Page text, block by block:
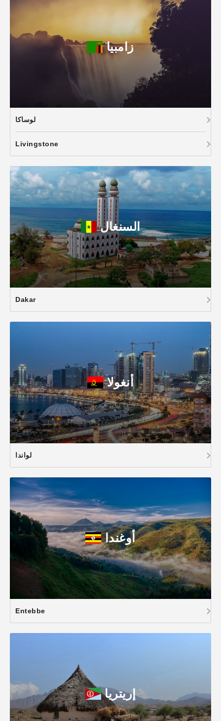
زامبيا
لوساكا
Livingstone
السنغال
Dakar
أنغولا
لواندا
أوغندا
Entebbe
إريتريا